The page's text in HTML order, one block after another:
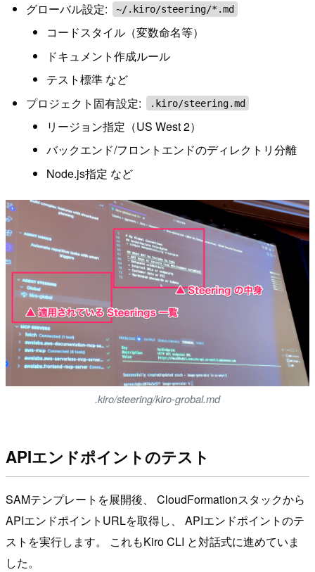
グローバル設定: ~/.kiro/steering/*.md
コードスタイル（変数命名等）
ドキュメント作成ルール
テスト標準 など
プロジェクト固有設定:
.kiro/steering.md
リージョン指定（US West 2）
バックエンド/フロントエンドのディレクトリ分離
Node.js指定 など
.kiro/steering/kiro-grobal.md
APIエンドポイントのテスト
SAMテンプレートを展開後、 CloudFormationスタックから
APIエンドポイントURLを取得し、 APIエンドポイントのテ
ストを実行します。 これもKiro CLI と対話式に進めていま
した。